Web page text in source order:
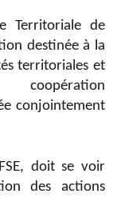
Territoriale de
destinée à la
territoriales et
conjointement
doit se voir
des actions